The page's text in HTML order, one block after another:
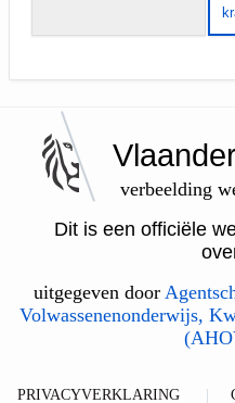
verbeelding
Dit is een officiële
uitgegeven door
Volwassenenonderwijs,
PRIVACYVERKLARING